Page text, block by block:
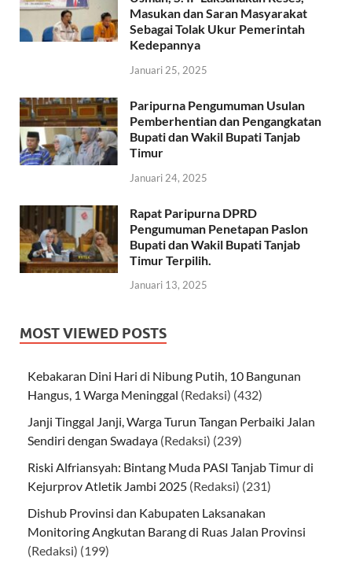
Masukan dan Saran Masyarakat
Sebagai Tolak Ukur Pemerintah
Kedepannya
Januari 25, 2025
Paripurna Pengumuman Usulan
Pemberhentian dan Pengangkatan
Bupati dan Wakil Bupati Tanjab
Timur
Januari 24, 2025
Rapat Paripurna DPRD
Pengumuman Penetapan Paslon
Bupati dan Wakil Bupati Tanjab
Timur Terpilih.
Januari 13, 2025
MOST VIEWED POSTS
Kebakaran Dini Hari di Nibung Putih, 10 Bangunan
Hangus, 1 Warga Meninggal (Redaksi) (432)
Janji Tinggal Janji, Warga Turun Tangan Perbaiki Jalan
Sendiri dengan Swadaya (Redaksi) (239)
Riski Alfriansyah: Bintang Muda PASI Tanjab Timur di
Kejurprov Atletik Jambi 2025 (Redaksi) (231)
Dishub Provinsi dan Kabupaten Laksanakan
Monitoring Angkutan Barang di Ruas Jalan Provinsi
(Redaksi) (199)